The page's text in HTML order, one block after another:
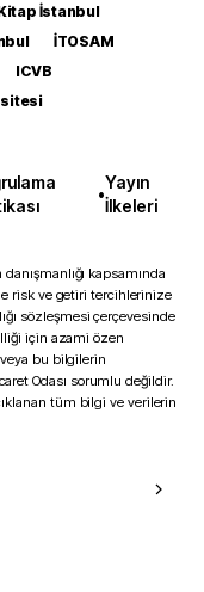
İstanbul
İTOSAM
ICVB
•
Yayın
İlkeleri
kapsamında
risk ve getiri tercihlerinize
sözleşmesi çerçevesinde
için azami özen
bu bilgilerin
Odası sorumlu değildir.
tüm bilgi ve verilerin